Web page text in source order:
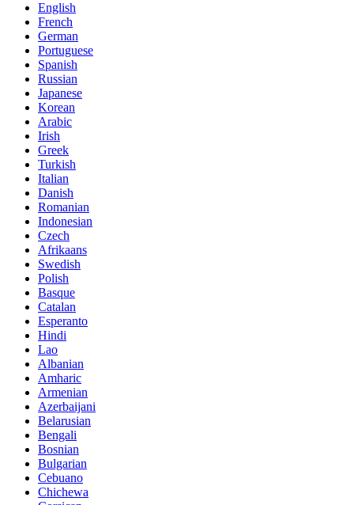
English
French
German
Portuguese
Spanish
Russian
Japanese
Korean
Arabic
Irish
Greek
Turkish
Italian
Danish
Romanian
Indonesian
Czech
Afrikaans
Swedish
Polish
Basque
Catalan
Esperanto
Hindi
Lao
Albanian
Amharic
Armenian
Azerbaijani
Belarusian
Bengali
Bosnian
Bulgarian
Cebuano
Chichewa